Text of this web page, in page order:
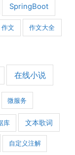
SpringBoot
作文 作文大全
在线小说
微服务
库 文本歌词
自定义注解